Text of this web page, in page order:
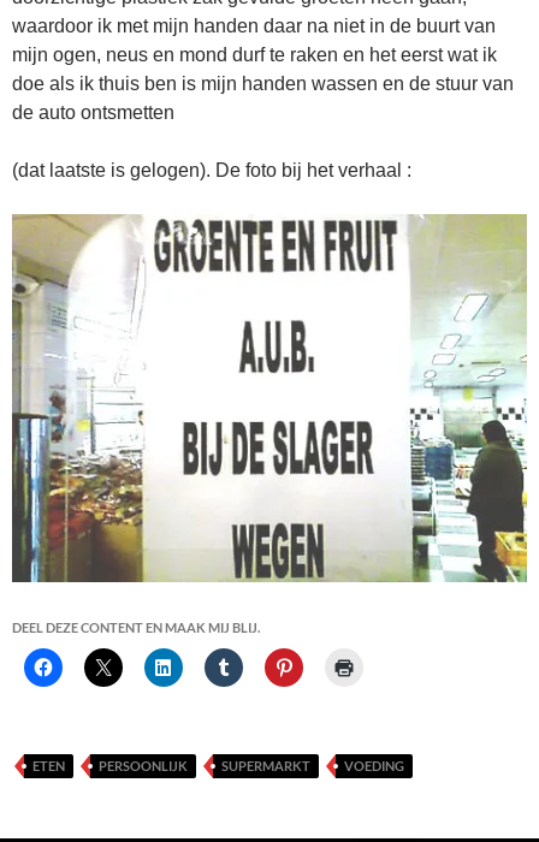
waardoor ik met mijn handen daar na niet in de buurt van
mijn ogen, neus en mond durf te raken en het eerst wat ik
doe als ik thuis ben is mijn handen wassen en de stuur van
de auto ontsmetten
(dat laatste is gelogen). De foto bij het verhaal :
DEEL DEZE CONTENT EN MAAK MIJ BLIJ.
ETEN PERSOONLIJK SUPERMARKT VOEDING